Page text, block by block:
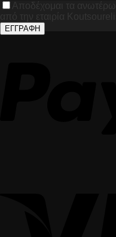
Αποδέχομαι τα
από την εταιρία